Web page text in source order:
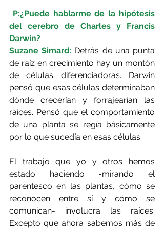
del cerebro de Charles y Francis
Darwin?
Suzane Simard: Detrás de una punta
de raíz en crecimiento hay un montón
de células diferenciadoras. Darwin
pensó que esas células determinaban
dónde crecerían y forrajearían las
raíces. Pensó que el comportamiento
de una planta se regía básicamente
por lo que sucedía en esas células.
El trabajo que yo y otros hemos
estado haciendo -mirando el
parentesco en las plantas, cómo se
reconocen entre sí y cómo se
comunican- involucra las raíces.
Excepto que ahora sabemos más de